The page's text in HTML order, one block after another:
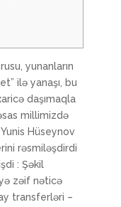
yunanların
ilə yanaşı, bu
daşımaqla
millimizdə
Hüseynov
rəsmiləşdirdi
: Şəkil
zəif nəticə
transferləri –